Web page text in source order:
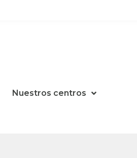
Nuestros centros